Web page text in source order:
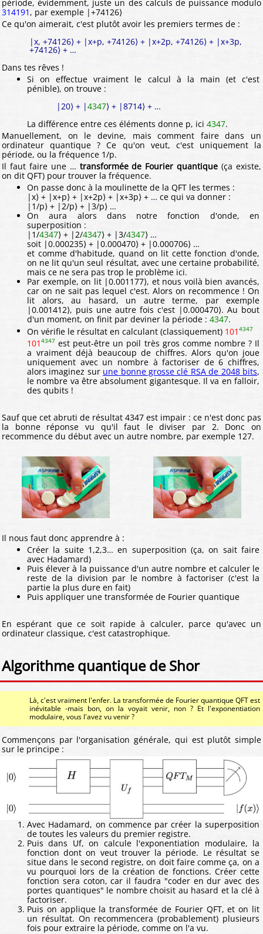
période, évidemment, juste un des calculs de puissance modulo
314191 , par exemple |+74126⟩
Ce qu'on aimerait, c'est plutôt avoir les premiers termes de :
|x, +74126⟩ + |x+p, +74126⟩ + |x+2p, +74126⟩ + |x+3p,
+74126⟩ + …
Dans tes rêves !
Si on effectue vraiment le calcul à la main (et c'est
pénible), on trouve :
|20⟩ + |4347⟩ + |8714⟩ + …
La différence entre ces éléments donne p, ici 4347.
Manuellement, on le devine, mais comment faire dans un
ordinateur quantique ? Ce qu'on veut, c'est uniquement la
période, ou la fréquence 1/p.
Il faut faire une … transformée de Fourier quantique (ça existe,
on dit QFT) pour trouver la fréquence.
On passe donc à la moulinette de la QFT les termes :
|x⟩ + |x+p⟩ + |x+2p⟩ + |x+3p⟩ + … ce qui va donner :
|1/p⟩ + |2/p⟩ + |3/p⟩ …
On aura alors dans notre fonction d'onde, en
superposition :
|1/4347⟩ + |2/4347⟩ + |3/4347⟩ …
soit |0.000235⟩ + |0.000470⟩ + |0.000706⟩ …
et comme d'habitude, quand on lit cette fonction d'onde,
on ne lit qu'un seul résultat, avec une certaine probabilité,
mais ce ne sera pas trop le problème ici.
Par exemple, on lit |0.001177⟩, et nous voilà bien avancés,
car on ne sait pas lequel c'est. Alors on recommence ! On
lit alors, au hasard, un autre terme, par exemple
|0.001412⟩, puis une autre fois c'est |0.000470⟩. Au bout
d'un moment, on finit par deviner la période : 4347.
On vérifie le résultat en calculant (classiquement) 101 4347
101 4347 est peut-être un poil très gros comme nombre ? Il
a vraiment déjà beaucoup de chiffres. Alors qu'on joue
uniquement avec un nombre à factoriser de 6 chiffres,
alors imaginez sur une bonne grosse clé RSA de 2048 bits,
le nombre va être absolument gigantesque. Il va en falloir,
des qubits !
Sauf que cet abruti de résultat 4347 est impair : ce n'est donc pas
la bonne réponse vu qu'il faut le diviser par 2. Donc on
recommence du début avec un autre nombre, par exemple 127.
Il nous faut donc apprendre à :
Créer la suite 1,2,3… en superposition (ça, on sait faire
avec Hadamard)
Puis élever à la puissance d'un autre nombre et calculer le
reste de la division par le nombre à factoriser (c'est la
partie la plus dure en fait)
Puis appliquer une transformée de Fourier quantique
En espérant que ce soit rapide à calculer, parce qu'avec un
ordinateur classique, c'est catastrophique.
Algorithme quantique de Shor
Là, c'est vraiment l'enfer. La transformée de Fourier quantique QFT est
inévitable -mais bon, on la voyait venir, non ? Et l'exponentiation
modulaire, vous l'avez vu venir ?
Commençons par l'organisation générale, qui est plutôt simple
sur le principe :
Avec Hadamard, on commence par créer la superposition
de toutes les valeurs du premier registre.
Puis dans Uf, on calcule l'exponentiation modulaire, la
fonction dont on veut trouver la période. Le résultat se
situe dans le second registre, on doit faire comme ça, on a
vu pourquoi lors de la création de fonctions. Créer cette
fonction sera coton, car il faudra "coder en dur avec des
portes quantiques" le nombre choisit au hasard et la clé à
factoriser.
Puis on applique la transformée de Fourier QFT, et on lit
un résultat. On recommencera (probablement) plusieurs
fois pour extraire la période, comme on l'a vu.